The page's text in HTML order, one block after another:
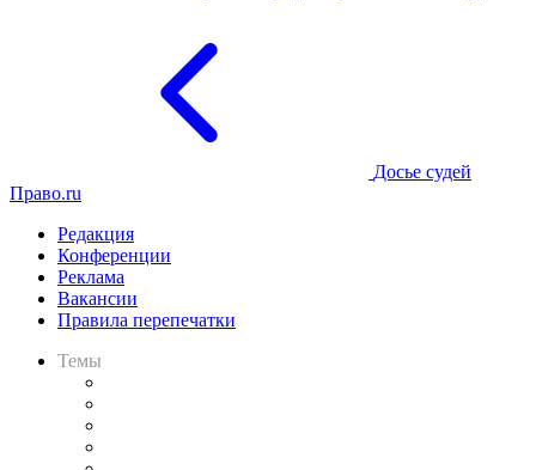
Досье судей
Право.ru
Редакция
Конференции
Реклама
Вакансии
Правила перепечатки
Темы